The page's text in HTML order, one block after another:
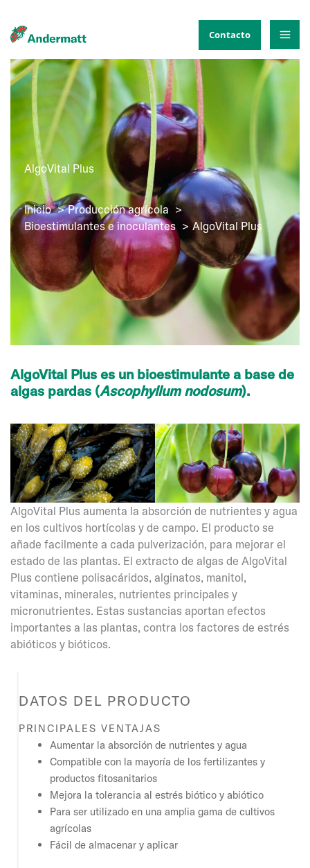
al
Contacto
AlgoVital Plus
Inicio
Producción agrícola
Bioestimulantes e inoculantes
AlgoVital Plus
AlgoVital Plus es un bioestimulante a base de
algas pardas (Ascophyllum nodosum).
AlgoVital Plus aumenta la absorción de nutrientes y agua
en los cultivos hortícolas y de campo. El producto se
añade facilmente a cada pulverización, para mejorar el
estado de las plantas. El extracto de algas de AlgoVital
Plus contiene polisacáridos, alginatos, manitol,
vitaminas, minerales, nutrientes principales y
micronutrientes. Estas sustancias aportan efectos
importantes a las plantas, contra los factores de estrés
abióticos y bióticos.
DATOS DEL PRODUCTO
PRINCIPALES VENTAJAS
Aumentar la absorción de nutrientes y agua
Compatible con la mayoría de los fertilizantes y
productos fitosanitarios
Mejora la tolerancia al estrés biótico y abiótico
Para ser utilizado en una amplia gama de cultivos
agrícolas
Fácil de almacenar y aplicar